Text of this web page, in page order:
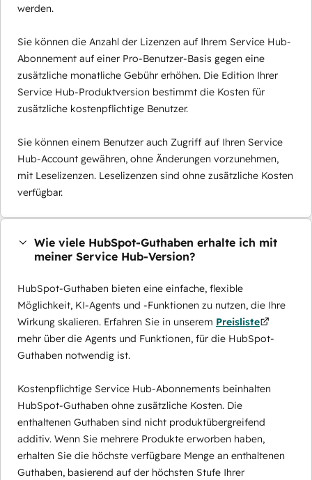
werden.
Sie können die Anzahl der Lizenzen auf Ihrem Service Hub-
Abonnement auf einer Pro-Benutzer-Basis gegen eine
zusätzliche monatliche Gebühr erhöhen. Die Edition Ihrer
Service Hub-Produktversion bestimmt die Kosten für
zusätzliche kostenpflichtige Benutzer.
Sie können einem Benutzer auch Zugriff auf Ihren Service
Hub-Account gewähren, ohne Änderungen vorzunehmen,
mit Leselizenzen. Leselizenzen sind ohne zusätzliche Kosten
verfügbar.
Wie viele HubSpot-Guthaben erhalte ich mit
meiner Service Hub-Version?
HubSpot-Guthaben bieten eine einfache, flexible
Möglichkeit, KI-Agents und -Funktionen zu nutzen, die Ihre
Wirkung skalieren. Erfahren Sie in unserem Preisliste
mehr über die Agents und Funktionen, für die HubSpot-
Guthaben notwendig ist.
Kostenpflichtige Service Hub-Abonnements beinhalten
HubSpot-Guthaben ohne zusätzliche Kosten. Die
enthaltenen Guthaben sind nicht produktübergreifend
additiv. Wenn Sie mehrere Produkte erworben haben,
erhalten Sie die höchste verfügbare Menge an enthaltenen
Guthaben, basierend auf der höchsten Stufe Ihrer